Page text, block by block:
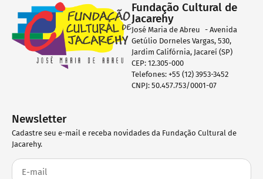
Fundação Cultural de
Jacarehy
José Maria de Abreu - Avenida
Getúlio Dorneles Vargas, 530,
Jardim Califórnia, Jacareí (SP)
CEP: 12.305-000
Telefones: +55 (12) 3953-3452
CNPJ: 50.457.753/0001-07
Newsletter
Cadastre seu e-mail e receba novidades da Fundação Cultural de
Jacarehy.